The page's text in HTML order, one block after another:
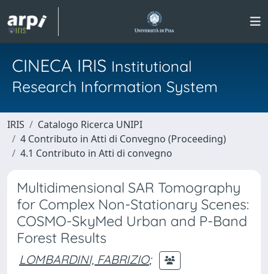
CINECA IRIS Institutional
Research Information System
IRIS
Catalogo Ricerca UNIPI
4 Contributo in Atti di Convegno (Proceeding)
4.1 Contributo in Atti di convegno
Multidimensional SAR Tomography
for Complex Non-Stationary Scenes:
COSMO-SkyMed Urban and P-Band
Forest Results
LOMBARDINI, FABRIZIO;